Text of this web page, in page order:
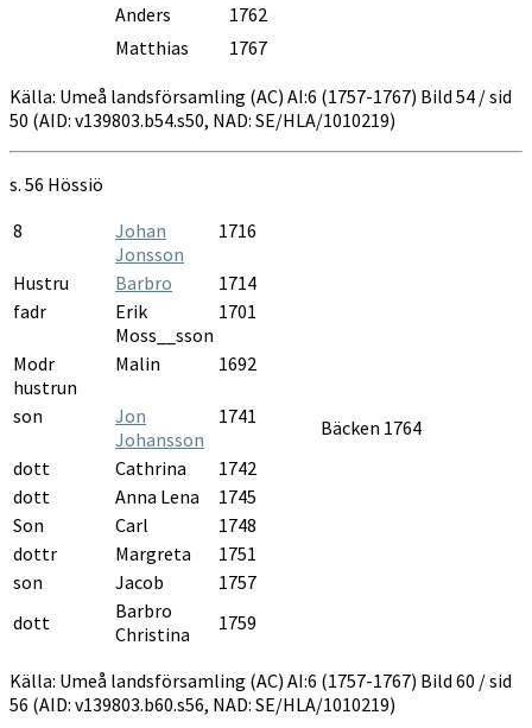
Anders
1762
Matthias
1767
Källa: Umeå landsförsamling (AC) AI:6 (1757-1767) Bild 54 / sid
50 (AID: v139803.b54.s50, NAD: SE/HLA/1010219)
s. 56 Hössiö
8
Johan
Jonsson
1716
Hustru Barbro
1714
fadr
Erik
Moss__sson
1701
Modr
hustrun
Malin 1692
son
Jon
Johansson
1741
Bäcken 1764
dott
Cathrina
1742
dott
Anna Lena
1745
Son
Carl
1748
dottr
Margreta
1751
son
Jacob
1757
dott
Barbro
Christina
1759
Källa: Umeå landsförsamling (AC) AI:6 (1757-1767) Bild 60 / sid
56 (AID: v139803.b60.s56, NAD: SE/HLA/1010219)